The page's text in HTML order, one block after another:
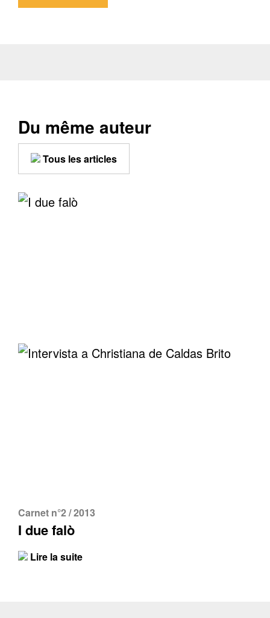
Du même auteur
Tous les articles
Carnet n°2 / 2013
I due falò
Lire la suite